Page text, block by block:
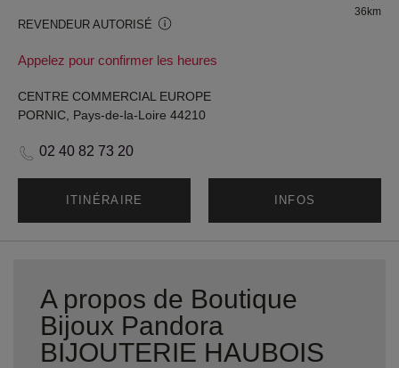
REVENDEUR AUTORISÉ
Appelez pour confirmer les heures
36km
CENTRE COMMERCIAL EUROPE
PORNIC, Pays-de-la-Loire 44210
02 40 82 73 20
ITINÉRAIRE INFOS
A propos de Boutique
Bijoux Pandora
BIJOUTERIE HAUBOIS